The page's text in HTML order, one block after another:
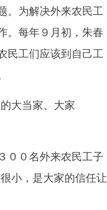
为解决外来农民工
。每年９月初，朱春
民工们应该到自己工
大当家、大家
０名外来农民工子
小，是大家的信任让